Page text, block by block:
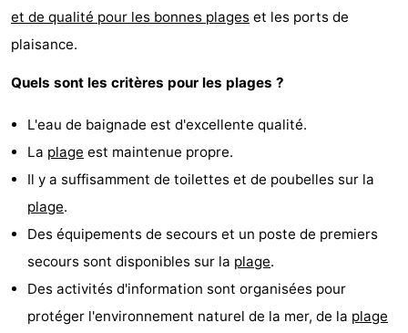
Faire
du
vélo
-
Randonnée
-
Équitation
-
Manèges
Terrains
golf
Sportive
Equitation
Conduite
et de qualité pour les bonnes plages et les ports de
plaisance.
Quels sont les critères pour les plages ?
L'eau de baignade est d'excellente qualité.
La plage est maintenue propre.
Il y a suffisamment de toilettes et de poubelles sur la
plage.
Des équipements de secours et un poste de premiers
secours sont disponibles sur la plage.
Des activités d'information sont organisées pour
protéger l'environnement naturel de la mer, de la plage